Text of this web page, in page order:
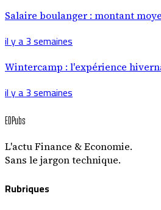
Salaire boulanger : montant
il y a 3 semaines
Wintercamp : l'expérience
il y a 3 semaines
EDPubs
L'actu Finance & Economie.
Sans le jargon technique.
Rubriques